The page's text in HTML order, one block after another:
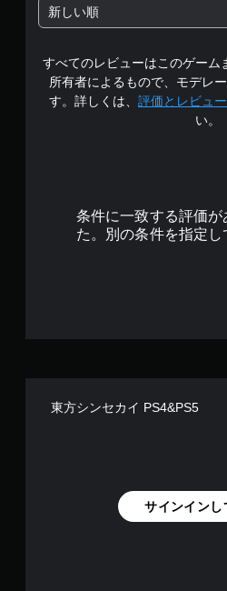
新しい順
すべてのレビューはこのゲーム
所有者によるもので、モデレ
す。詳しくは、 評価とレビュ
い。
条件に一致する評価が
た。別の条件を指定し
東方シンセカイ PS4&PS5
サインインし